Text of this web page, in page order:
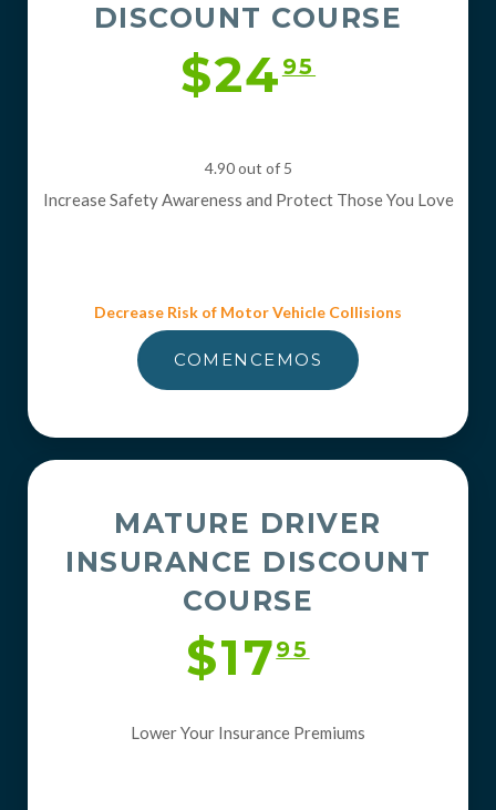
DISCOUNT COURSE
$2495
4.90 out of 5
Increase Safety Awareness and Protect Those You Love
Decrease Risk of Motor Vehicle Collisions
COMENCEMOS
MATURE DRIVER
INSURANCE DISCOUNT
COURSE
$1795
Lower Your Insurance Premiums